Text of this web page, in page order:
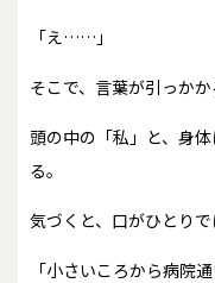
「え……」
そこで、言葉が引っかか
頭の中の「私」と、身
る。
気づくと、口がひとりで
「小さいころから病院